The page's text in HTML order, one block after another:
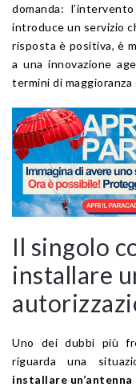
domanda:
introduce un servizio
risposta è positiva, è
a una innovazione
termini di
Il singolo
installare
Uno dei dubbi più
riguarda una
installare